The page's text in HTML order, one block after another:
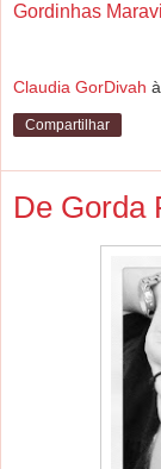
Gordinhas
Claudia GorDivah
Compartilhar
De Gorda